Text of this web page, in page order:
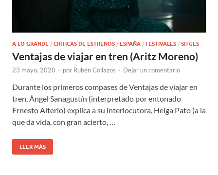
A LO GRANDE / CRÍTICAS DE ESTRENOS / ESPAÑA / FESTIVALES / SITGES
Ventajas de viajar en tren (Aritz Moreno)
23 mayo, 2020 - por Rubén Collazos - Dejar un comentario
Durante los primeros compases de Ventajas de viajar en
tren, Ángel Sanagustín (interpretado por entonado
Ernesto Alterio) explica a su interlocutora, Helga Pato (a la
que da vida, con gran acierto, …
LEER MÁS